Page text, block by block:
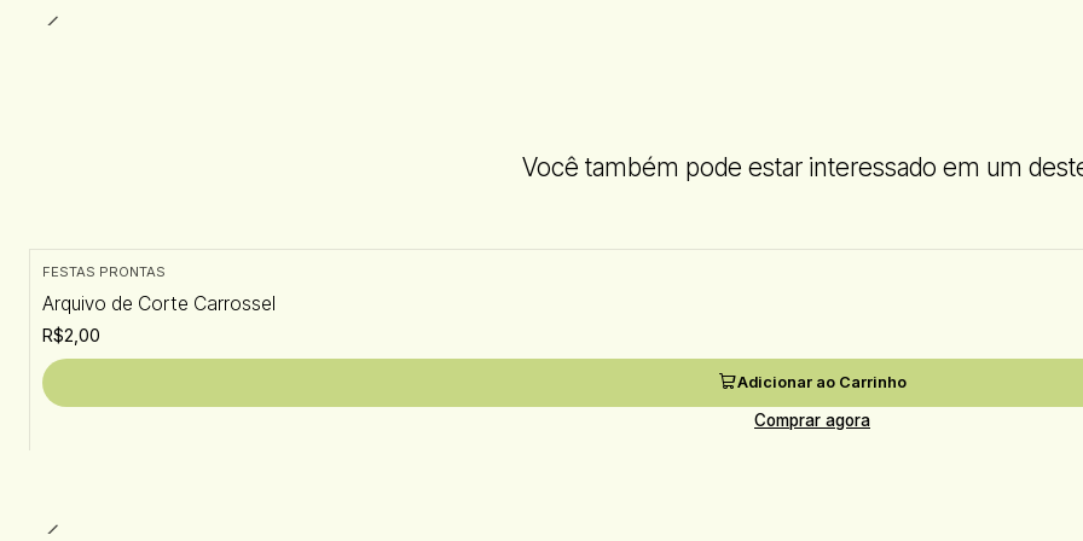
Você também pode estar interessado em um
FESTAS PRONTAS
Arquivo de Corte Carrossel
R$2,00
Adicionar ao Carrinho
Comprar agora